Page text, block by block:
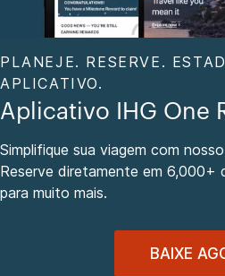
PLANEJE. RESERVE.
APLICATIVO.
Aplicativo IHG One
Simplifique sua viagem com
Reserve diretamente em 6,000+
para muito mais.
BAIXE